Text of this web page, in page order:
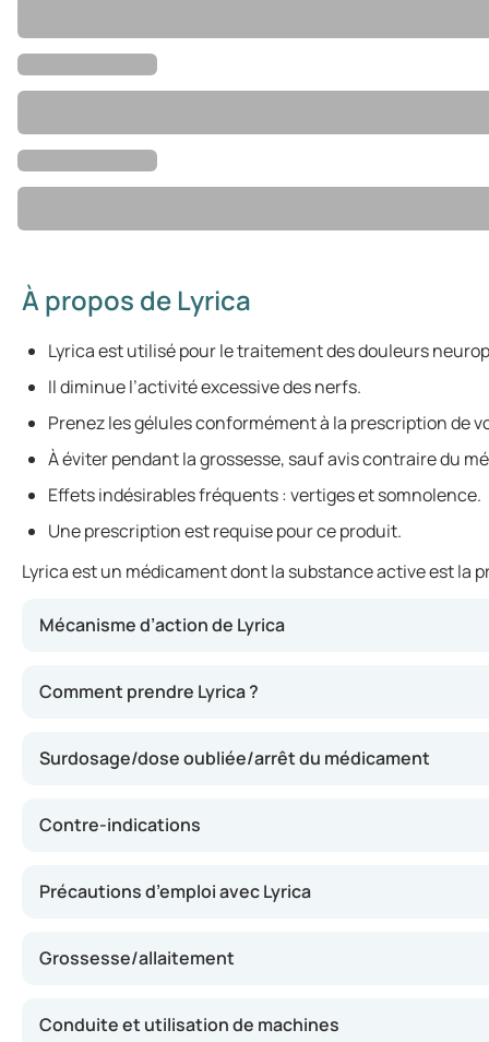
À propos de Lyrica
Lyrica est utilisé pour le traitement des douleurs
Il diminue l’activité excessive des nerfs.
Prenez les gélules conformément à la prescription de
À éviter pendant la grossesse, sauf avis contraire du
Effets indésirables fréquents : vertiges et somnolence.
Une prescription est requise pour ce produit.
Lyrica est un médicament dont la substance active est la
Mécanisme d’action de Lyrica
Viatris
USA
Comment prendre Lyrica ?
Surdosage/dose oubliée/arrêt du médicament
Contre-indications
Précautions d’emploi avec Lyrica
Grossesse/allaitement
Conduite et utilisation de machines